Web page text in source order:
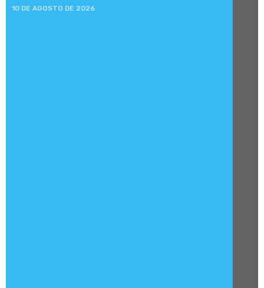
10 DE AGOSTO DE 2026